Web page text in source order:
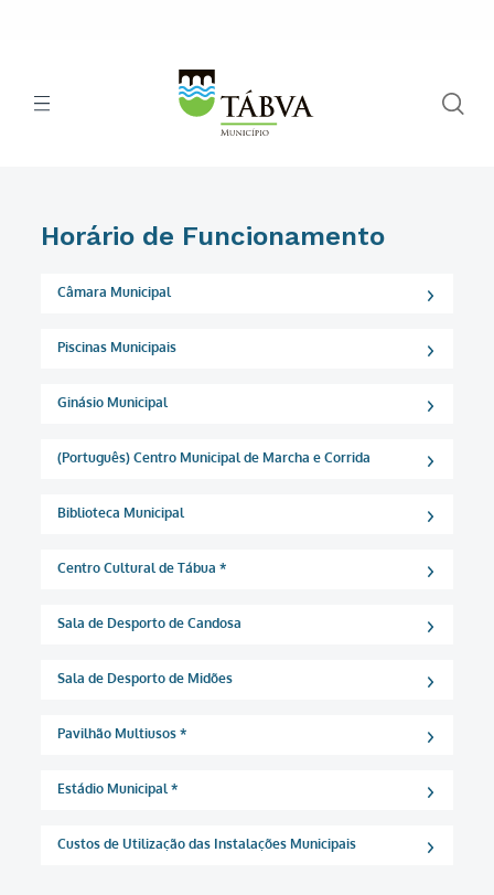
Horário de Funcionamento
Câmara Municipal
Piscinas Municipais
Ginásio Municipal
(Português) Centro Municipal de Marcha e Corrida
Biblioteca Municipal
Centro Cultural de Tábua *
Sala de Desporto de Candosa
Sala de Desporto de Midões
Pavilhão Multiusos *
Estádio Municipal *
Custos de Utilização das Instalações Municipais